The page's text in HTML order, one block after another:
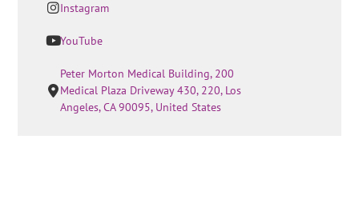
Instagram
YouTube
Peter Morton Medical Building, 200
Medical Plaza Driveway 430, 220, Los
Angeles, CA 90095, United States